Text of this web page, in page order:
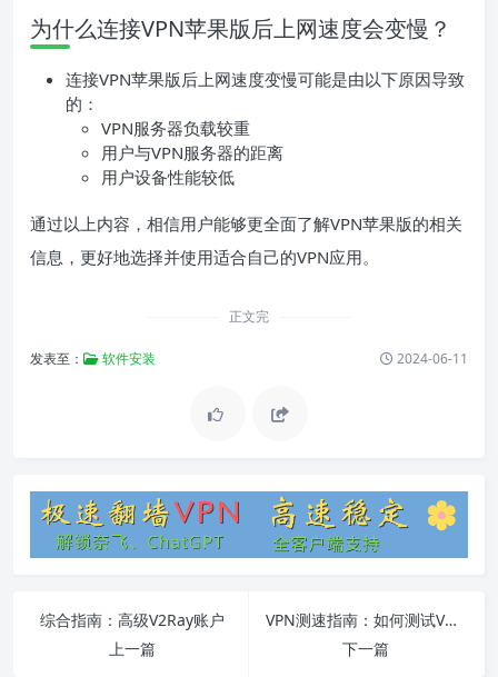
为什么连接VPN苹果版后上网速度会变慢？
连接VPN苹果版后上网速度变慢可能是由以下原因导致
的：
VPN服务器负载较重
用户与VPN服务器的距离
用户设备性能较低
通过以上内容，相信用户能够更全面了解VPN苹果版的相关
信息，更好地选择并使用适合自己的VPN应用。
正文完
发表至： 软件安装 2024-06-11
综合指南：高级V2Ray账户
上一篇
VPN测速指南：如何测试VPN的速度？
下一篇